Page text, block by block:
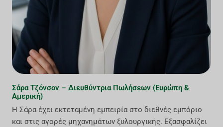
Σάρα Τζόνσον – Διευθύντρια Πωλήσεων (Ευρώπη &
Αμερική)
Η Σάρα έχει εκτεταμένη εμπειρία στο διεθνές εμπόριο
και στις αγορές μηχανημάτων ξυλουργικής. Εξασφαλίζει